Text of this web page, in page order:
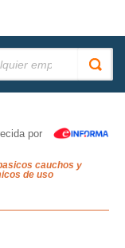
por
cauchos y
de uso